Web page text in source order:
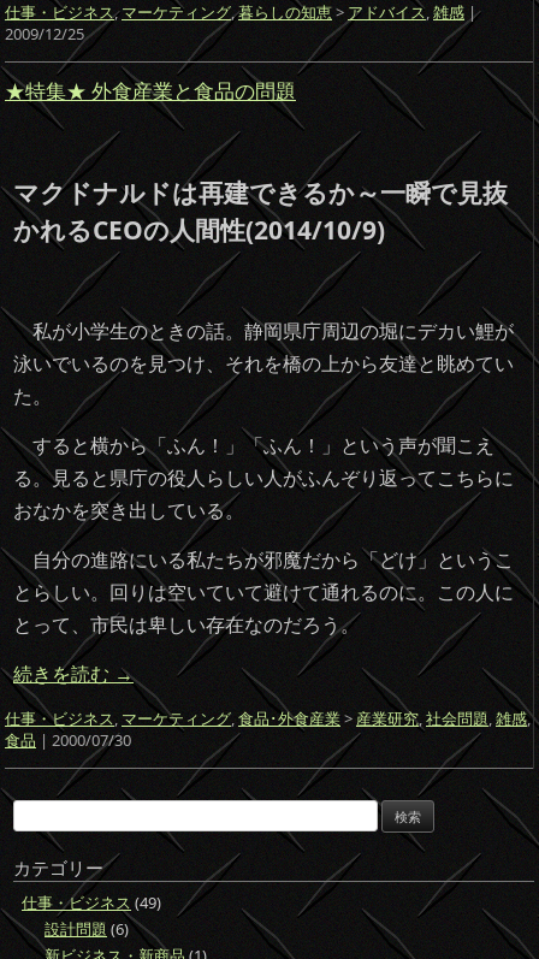
仕事・ビジネス,マーケティング,暮らしの知恵> アドバイス,雑感 |
2009/12/25
★特集★ 外食産業と食品の問題
マクドナルドは再建できるか～一瞬で見抜
かれるCEOの人間性(2014/10/9)
私が小学生のときの話。静岡県庁周辺の堀にデカい鯉が
泳いでいるのを見つけ、それを橋の上から友達と眺めてい
た。
すると横から「ふん！」「ふん！」という声が聞こえ
る。見ると県庁の役人らしい人がふんぞり返ってこちらに
おなかを突き出している。
自分の進路にいる私たちが邪魔だから「どけ」というこ
とらしい。回りは空いていて避けて通れるのに。この人に
とって、市民は卑しい存在なのだろう。
続きを読む →
仕事・ビジネス, マーケティング,食品･外食産業> 産業研究,社会問題,雑感,
食品 | 2000/07/30
検
索:
カテゴリー
仕事・ビジネス (49)
設計問題 (6)